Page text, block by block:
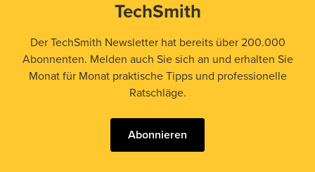
TechSmith
Der TechSmith Newsletter hat bereits über 200.000
Abonnenten. Melden auch Sie sich an und erhalten Sie
Monat für Monat praktische Tipps und professionelle
Ratschläge.
Abonnieren